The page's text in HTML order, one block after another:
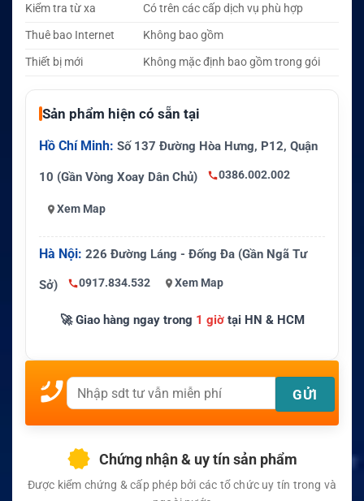
Kiểm tra từ xa
Có trên các cấp dịch vụ phù hợp
Thuê bao Internet
Không bao gồm
Thiết bị mới
Không mặc định bao gồm trong gói
Sản phẩm hiện có sẵn tại
Hồ Chí Minh: Số 137 Đường Hòa Hưng, P12, Quận
10 (Gần Vòng Xoay Dân Chủ) 0386.002.002
Xem Map
Hà Nội: 226 Đường Láng - Đống Đa (Gần Ngã Tư
Sở) 0917.834.532 Xem Map
🚀 Giao hàng ngay trong 1 giờtại HN & HCM
Chứng nhận & uy tín sản phẩm
Được kiểm chứng & cấp phép bởi các tổ chức uy tín trong và